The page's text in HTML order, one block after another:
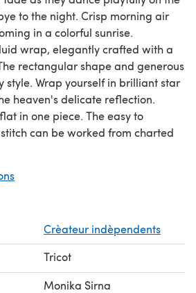
to the night. Crisp morning air
in a colorful sunrise.
wrap, elegantly crafted with a
rectangular shape and generous
style. Wrap yourself in brilliant star
heaven's delicate reflection.
in one piece. The easy to
can be worked from charted
or its blends with silk, cotton,
length: 73 (85, 85)” or 185.5
(20, 32)” or 38 (51, 81.5) cm
Crèateur indèpendents
Tricot
Monika Sirna